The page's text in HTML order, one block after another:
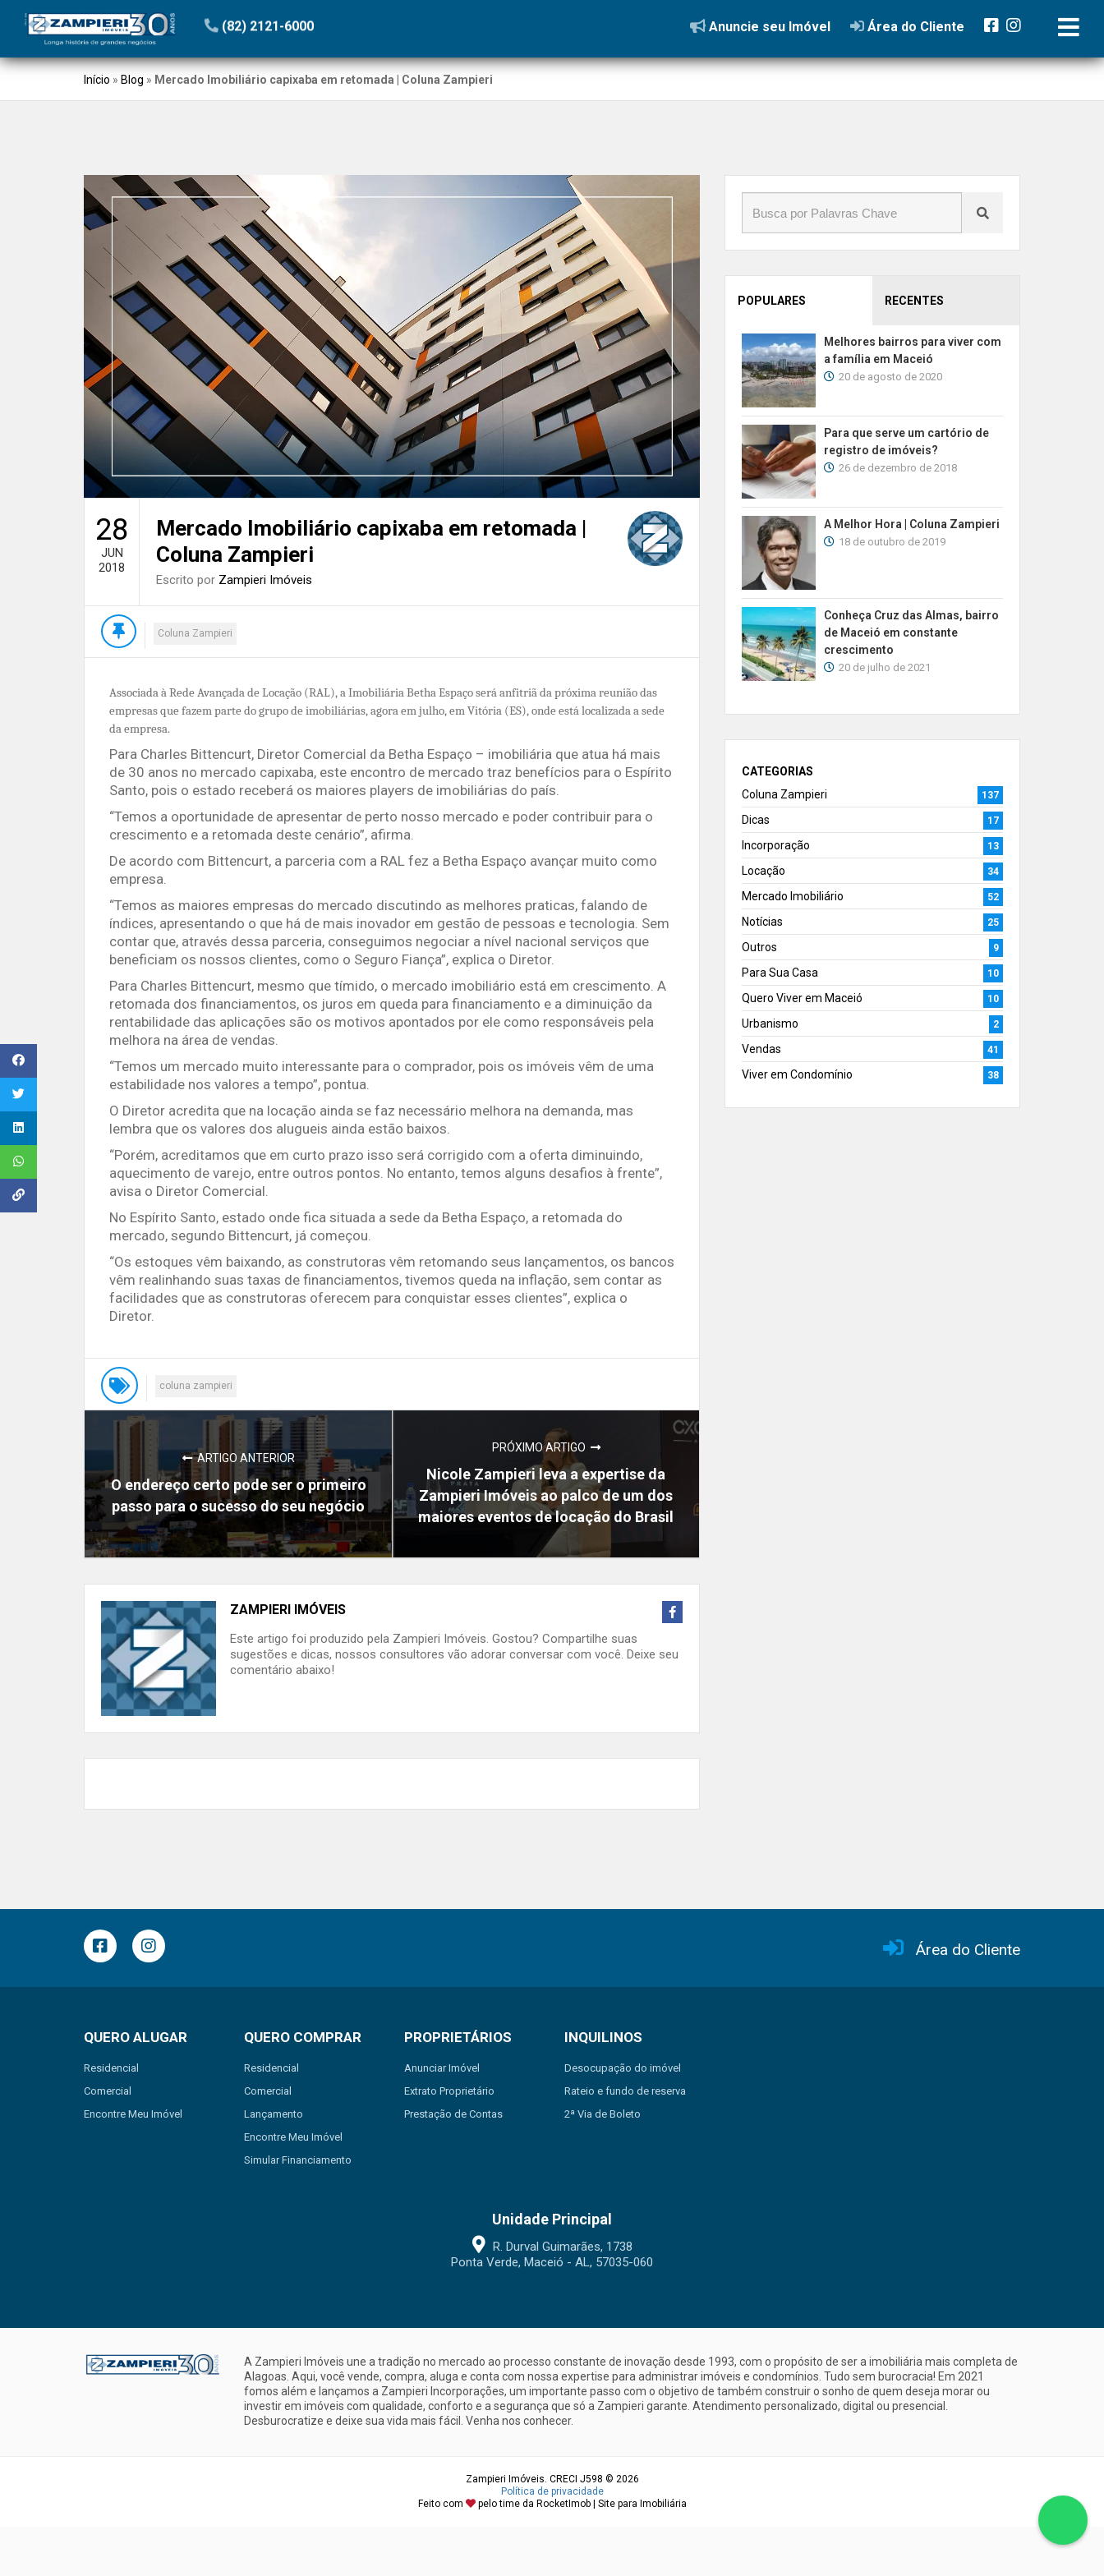
(82) 2121-6000 Anuncie seu Imóvel Área do Cliente
Início » Blog » Mercado Imobiliário capixaba em retomada | Coluna Zampieri
28
JUN
2018
Mercado Imobiliário capixaba em retomada |
Coluna Zampieri
Escrito por Zampieri Imóveis
Coluna Zampieri
Associada à Rede Avançada de Locação (RAL), a Imobiliária Betha Espaço será anfitriã da próxima reunião das
empresas que fazem parte do grupo de imobiliárias, agora em julho, em Vitória (ES), onde está localizada a sede
da empresa.
Para Charles Bittencurt, Diretor Comercial da Betha Espaço – imobiliária que atua há mais
de 30 anos no mercado capixaba, este encontro de mercado traz benefícios para o Espírito
Santo, pois o estado receberá os maiores players de imobiliárias do país.
“Temos a oportunidade de apresentar de perto nosso mercado e poder contribuir para o
crescimento e a retomada deste cenário”, afirma.
De acordo com Bittencurt, a parceria com a RAL fez a Betha Espaço avançar muito como
empresa.
“Temos as maiores empresas do mercado discutindo as melhores praticas, falando de
índices, apresentando o que há de mais inovador em gestão de pessoas e tecnologia. Sem
contar que, através dessa parceria, conseguimos negociar a nível nacional serviços que
beneficiam os nossos clientes, como o Seguro Fiança”, explica o Diretor.
Para Charles Bittencurt, mesmo que tímido, o mercado imobiliário está em crescimento. A
retomada dos financiamentos, os juros em queda para financiamento e a diminuição da
rentabilidade das aplicações são os motivos apontados por ele como responsáveis pela
melhora na área de vendas.
“Temos um mercado muito interessante para o comprador, pois os imóveis vêm de uma
estabilidade nos valores a tempo”, pontua.
O Diretor acredita que na locação ainda se faz necessário melhora na demanda, mas
lembra que os valores dos alugueis ainda estão baixos.
“Porém, acreditamos que em curto prazo isso será corrigido com a oferta diminuindo,
aquecimento de varejo, entre outros pontos. No entanto, temos alguns desafios à frente”,
avisa o Diretor Comercial.
No Espírito Santo, estado onde fica situada a sede da Betha Espaço, a retomada do
mercado, segundo Bittencurt, já começou.
“Os estoques vêm baixando, as construtoras vêm retomando seus lançamentos, os bancos
vêm realinhando suas taxas de financiamentos, tivemos queda na inflação, sem contar as
facilidades que as construtoras oferecem para conquistar esses clientes”, explica o
Diretor.
coluna zampieri
ARTIGO ANTERIOR
O endereço certo pode ser o primeiro
passo para o sucesso do seu negócio
PRÓXIMO ARTIGO
Nicole Zampieri leva a expertise da
Zampieri Imóveis ao palco de um dos
maiores eventos de locação do Brasil
ZAMPIERI IMÓVEIS
Este artigo foi produzido pela Zampieri Imóveis. Gostou? Compartilhe suas
sugestões e dicas, nossos consultores vão adorar conversar com você. Deixe seu
comentário abaixo!
POPULARES RECENTES
Melhores bairros para viver com
a família em Maceió
20 de agosto de 2020
Para que serve um cartório de
registro de imóveis?
26 de dezembro de 2018
A Melhor Hora | Coluna Zampieri
18 de outubro de 2019
Conheça Cruz das Almas, bairro
de Maceió em constante
crescimento
20 de julho de 2021
CATEGORIAS
Coluna Zampieri
137
Dicas 17
Incorporação 13
Locação 34
Mercado Imobiliário 52
Notícias 25
Outros 9
Para Sua Casa 10
Quero Viver em Maceió 10
Urbanismo 2
Vendas 41
Viver em Condomínio 38
Área do Cliente
QUERO ALUGAR
Residencial
Comercial
Encontre Meu Imóvel
QUERO COMPRAR
Residencial
Comercial
Lançamento
Encontre Meu Imóvel
Simular Financiamento
PROPRIETÁRIOS
Anunciar Imóvel
Extrato Proprietário
Prestação de Contas
INQUILINOS
Desocupação do imóvel
Rateio e fundo de reserva
2ª Via de Boleto
Unidade Principal
R. Durval Guimarães, 1738
Ponta Verde, Maceió - AL, 57035-060
A Zampieri Imóveis une a tradição no mercado ao processo constante de inovação desde 1993, com o propósito de ser a imobiliária mais completa de
Alagoas. Aqui, você vende, compra, aluga e conta com nossa expertise para administrar imóveis e condomínios. Tudo sem burocracia! Em 2021
fomos além e lançamos a Zampieri Incorporações, um importante passo com o objetivo de também construir o sonho de quem deseja morar ou
investir em imóveis com qualidade, conforto e a segurança que só a Zampieri garante. Atendimento personalizado, digital ou presencial.
Desburocratize e deixe sua vida mais fácil. Venha nos conhecer.
Zampieri Imóveis. CRECI J598 © 2026
Política de privacidade
Feito com
pelo time da RocketImob | Site para Imobiliária